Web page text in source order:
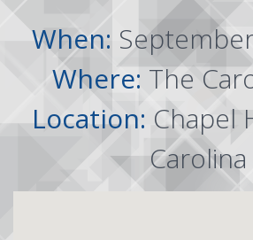
When:
Where:The
Location: Chapel
Carolina